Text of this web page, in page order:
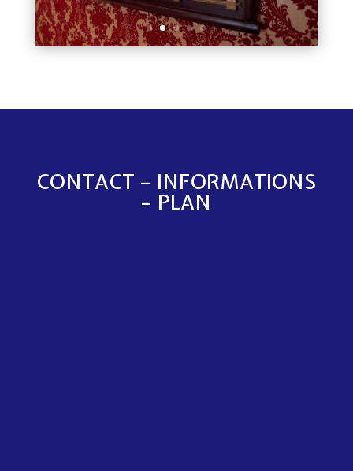
CONTACT – INFORMATIONS
– PLAN